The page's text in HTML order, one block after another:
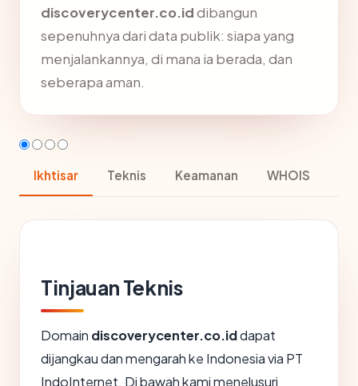
discoverycenter.co.iddibangun
sepenuhnya dari data publik: siapa yang
menjalankannya, di mana ia berada, dan
seberapa aman.
Ikhtisar Teknis Keamanan WHOIS
Tinjauan Teknis
Domain discoverycenter.co.iddapat
dijangkau dan mengarah ke Indonesia via PT
IndoInternet. Di bawah kami menelusuri